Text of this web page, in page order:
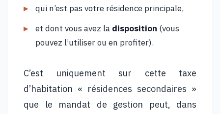
qui n’est pas votre résidence principale,
et dont vous avez la disposition (vous
pouvez l’utiliser ou en profiter).
C’est uniquement sur cette taxe
d’habitation « résidences secondaires »
que le mandat de gestion peut, dans